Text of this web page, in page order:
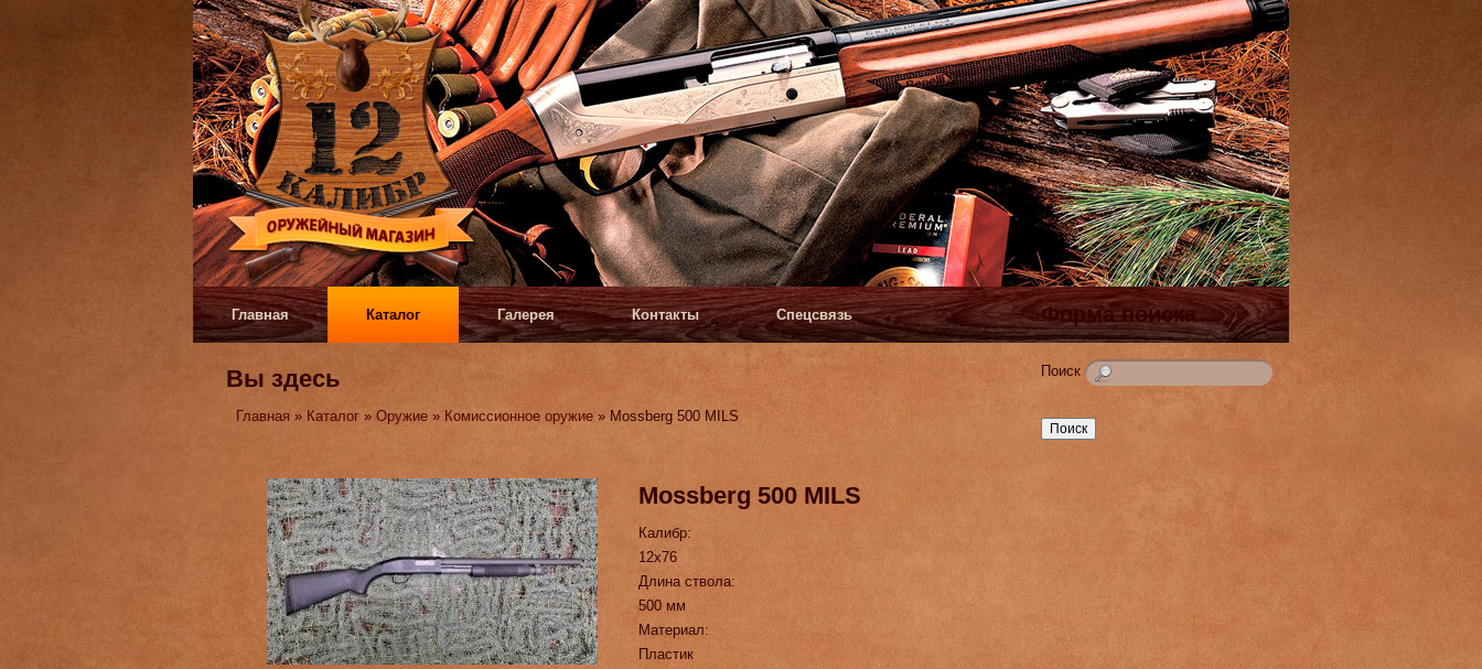
Форма поиска
Поиск
Главная Каталог Галерея Контакты Спецсвязь
Вы здесь
Главная » Каталог »Оружие » Комиссионное оружие » Mossberg 500 MILS
Mossberg 500 MILS
Калибр:
12х76
Длина ствола:
500 мм
Материал:
Пластик